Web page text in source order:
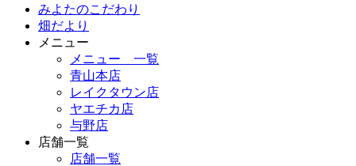
みよたのこだわり
畑だより
メニュー
メニュー 一覧
青山本店
レイクタウン店
ヤエチカ店
与野店
店舗一覧
店舗一覧